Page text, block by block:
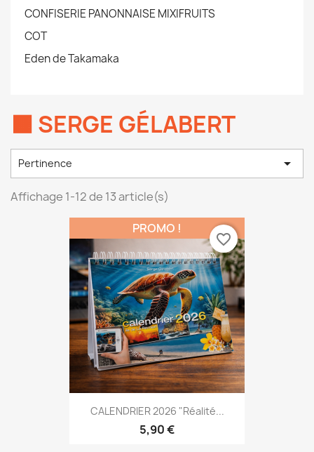
CONFISERIE PANONNAISE MIXIFRUITS
COT
Eden de Takamaka
🟧 SERGE GÉLABERT
Pertinence 
Affichage 1-12 de 13 article(s)
CALENDRIER 2026 "Réalité...
5,90 €
PROMO !
favorite_border